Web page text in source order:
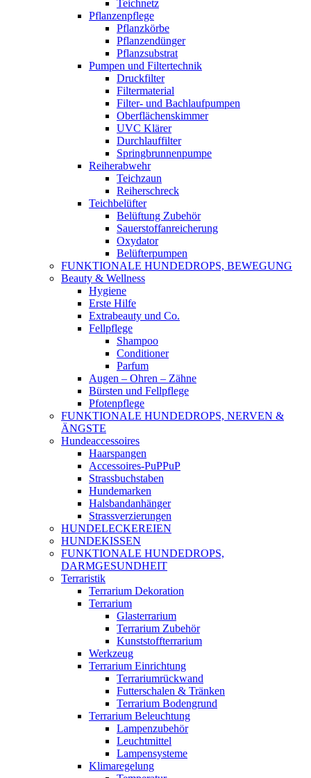
Teichnetz
Pflanzenpflege
Pflanzkörbe
Pflanzendünger
Pflanzsubstrat
Pumpen und Filtertechnik
Druckfilter
Filtermaterial
Filter- und Bachlaufpumpen
Oberflächenskimmer
UVC Klärer
Durchlauffilter
Springbrunnenpumpe
Reiherabwehr
Teichzaun
Reiherschreck
Teichbelüfter
Belüftung Zubehör
Sauerstoffanreicherung
Oxydator
Belüfterpumpen
FUNKTIONALE HUNDEDROPS, BEWEGUNG
Beauty & Wellness
Hygiene
Erste Hilfe
Extrabeauty und Co.
Fellpflege
Shampoo
Conditioner
Parfum
Augen – Ohren – Zähne
Bürsten und Fellpflege
Pfotenpflege
FUNKTIONALE HUNDEDROPS, NERVEN &
ÄNGSTE
Hundeaccessoires
Haarspangen
Accessoires-PuPPuP
Strassbuchstaben
Hundemarken
Halsbandanhänger
Strassverzierungen
HUNDELECKEREIEN
HUNDEKISSEN
FUNKTIONALE HUNDEDROPS,
DARMGESUNDHEIT
Terraristik
Terrarium Dekoration
Terrarium
Glasterrarium
Terrarium Zubehör
Kunststoffterrarium
Werkzeug
Terrarium Einrichtung
Terrariumrückwand
Futterschalen & Tränken
Terrarium Bodengrund
Terrarium Beleuchtung
Lampenzubehör
Leuchtmittel
Lampensysteme
Klimaregelung